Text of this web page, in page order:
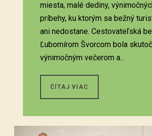
miesta, malé dediny,
príbehy, ku ktorým sa bežný
ani nedostane. Cestovateľská
Ľubomírom Švorcom bola
výnimočným večerom a...
ČÍTAJ VIAC